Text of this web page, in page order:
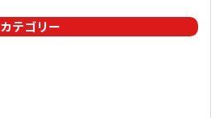
カテゴリー